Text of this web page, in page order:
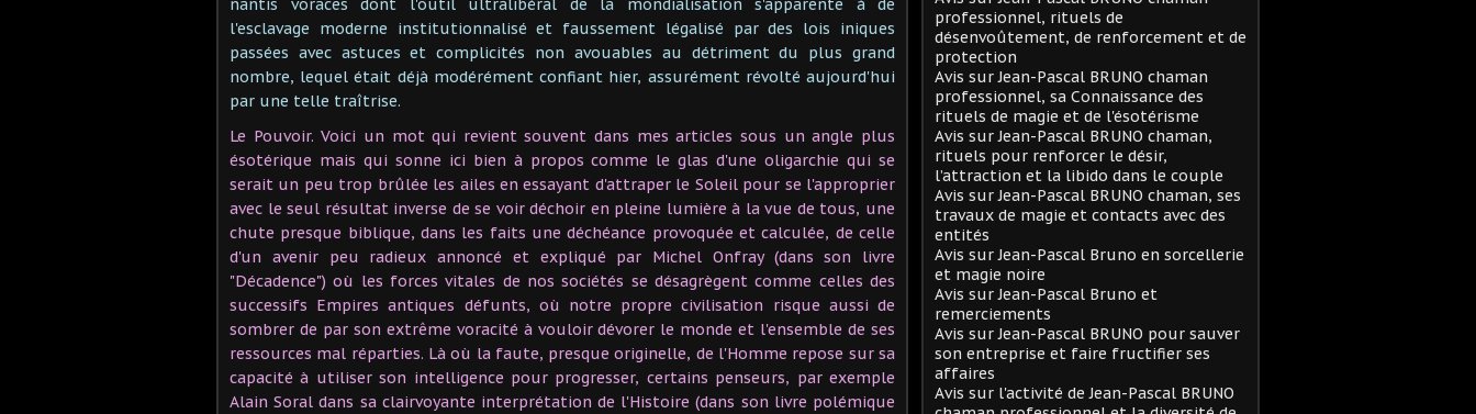
nantis voraces dont l'outil ultralibéral de la mondialisation s'apparente à de
l'esclavage moderne institutionnalisé et faussement légalisé par des lois iniques
passées avec astuces et complicités non avouables au détriment du plus grand
nombre, lequel était déjà modérément confiant hier, assurément révolté aujourd'hui
par une telle traîtrise.
Le Pouvoir. Voici un mot qui revient souvent dans mes articles sous un angle plus
ésotérique mais qui sonne ici bien à propos comme le glas d'une oligarchie qui se
serait un peu trop brûlée les ailes en essayant d'attraper le Soleil pour se l'approprier
avec le seul résultat inverse de se voir déchoir en pleine lumière à la vue de tous, une
chute presque biblique, dans les faits une déchéance provoquée et calculée, de celle
d'un avenir peu radieux annoncé et expliqué par Michel Onfray (dans son livre
"Décadence") où les forces vitales de nos sociétés se désagrègent comme celles des
successifs Empires antiques défunts, où notre propre civilisation risque aussi de
sombrer de par son extrême voracité à vouloir dévorer le monde et l'ensemble de ses
ressources mal réparties. Là où la faute, presque originelle, de l'Homme repose sur sa
capacité à utiliser son intelligence pour progresser, certains penseurs, par exemple
Alain Soral dans sa clairvoyante interprétation de l'Histoire (dans son livre polémique
professionnel, rituels de
désenvoûtement, de renforcement et de
protection
Avis sur Jean-Pascal BRUNO chaman
professionnel, sa Connaissance des
rituels de magie et de l'ésotérisme
Avis sur Jean-Pascal BRUNO chaman,
rituels pour renforcer le désir,
l’attraction et la libido dans le couple
Avis sur Jean-Pascal BRUNO chaman, ses
travaux de magie et contacts avec des
entités
Avis sur Jean-Pascal Bruno en sorcellerie
et magie noire
Avis sur Jean-Pascal Bruno et
remerciements
Avis sur Jean-Pascal BRUNO pour sauver
son entreprise et faire fructifier ses
affaires
Avis sur l'activité de Jean-Pascal BRUNO